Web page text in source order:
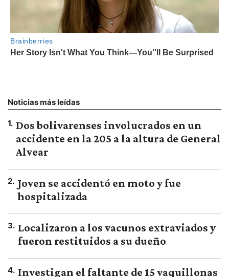
Noticias más leídas
1. Dos bolivarenses involucrados en un
accidente en la 205 a la altura de General
Alvear
2. Joven se accidentó en moto y fue
hospitalizada
3. Localizaron a los vacunos extraviados y
fueron restituidos a su dueño
4. Investigan el faltante de 15 vaquillonas